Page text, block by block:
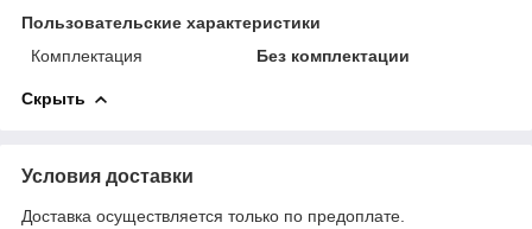
Пользовательские характеристики
Комплектация
Без комплектации
Скрыть
Условия доставки
Доставка осуществляется только по предоплате.